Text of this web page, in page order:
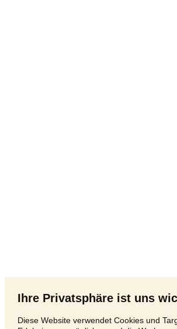
Ihre Privatsphäre ist uns
Diese Website verwendet Cookies und